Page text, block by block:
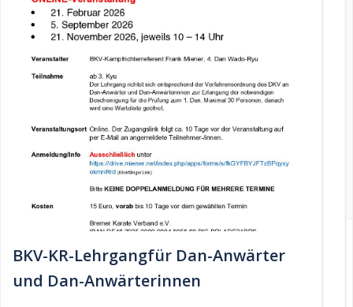
BKV-KR-Lehrgangfür Dan-Anwärter
und Dan-Anwärterinnen